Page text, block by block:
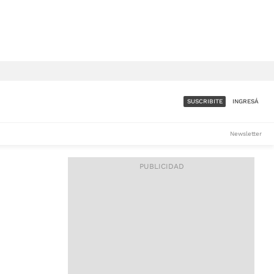
ACCESO FULL - $1.800/MES
SUSCRIBITE INGRESÁ
Newsletter